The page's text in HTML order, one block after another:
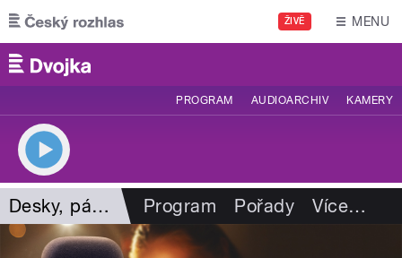
Přejít k hlavnímu obsahu
ŽIVĚ MENU
PROGRAM AUDIOARCHIV KAMERY
Desky, pásky, vzpomínky Program Pořady Více…